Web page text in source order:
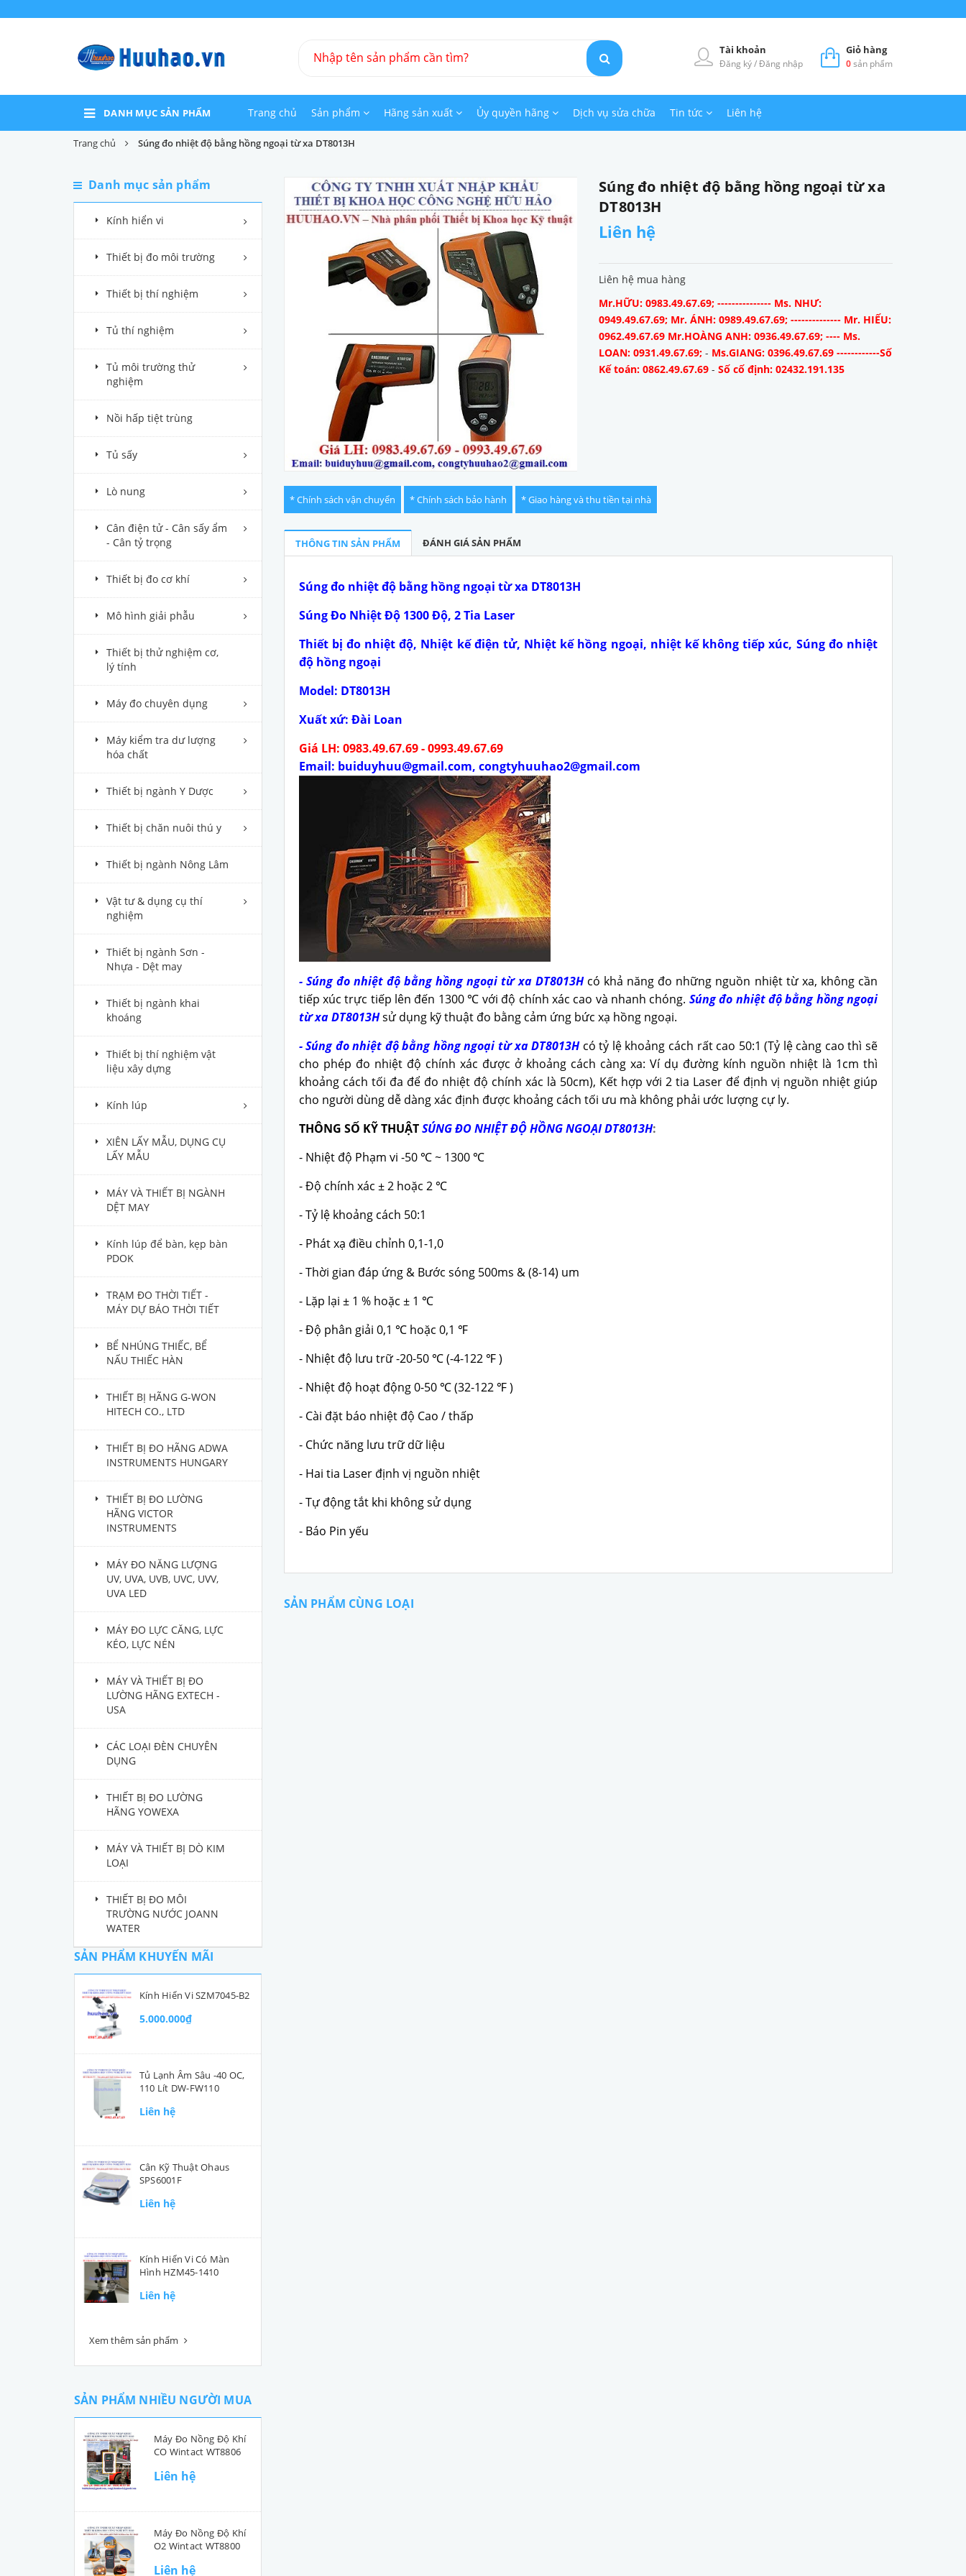
Giỏ hàng
0sản phẩm
Tài khoản
Đăng ký/Đăng nhập
DANH MỤC SẢN PHẨM Trang chủ Sản phẩm Hãng sản xuất Ủy quyền hãng Dịch vụ sửa chữa Tin tức Liên hệ
Trang chủ Súng đo nhiệt độ bằng hồng ngoại từ xa DT8013H
Danh mục sản phẩm
Kính hiển vi
Thiết bị đo môi trường
Thiết bị thí nghiệm
Tủ thí nghiệm
Tủ môi trường thử
nghiệm
Nồi hấp tiệt trùng
Tủ sấy
Lò nung
Cân điện tử - Cân sấy ẩm
- Cân tỷ trọng
Thiết bị đo cơ khí
Mô hình giải phẫu
Thiết bị thử nghiệm cơ,
lý tính
Máy đo chuyên dụng
Máy kiểm tra dư lượng
hóa chất
Thiết bị ngành Y Dược
Thiết bị chăn nuôi thú y
Thiết bị ngành Nông Lâm
Vật tư & dụng cụ thí
nghiệm
Thiết bị ngành Sơn -
Nhựa - Dệt may
Thiết bị ngành khai
khoáng
Thiết bị thí nghiệm vật
liệu xây dựng
Kính lúp
XIÊN LẤY MẪU, DỤNG CỤ
LẤY MẪU
MÁY VÀ THIẾT BỊ NGÀNH
DỆT MAY
Kính lúp để bàn, kẹp bàn
PDOK
TRẠM ĐO THỜI TIẾT -
MÁY DỰ BÁO THỜI TIẾT
BỂ NHÚNG THIẾC, BỂ
NẤU THIẾC HÀN
THIẾT BỊ HÃNG G-WON
HITECH CO., LTD
THIẾT BỊ ĐO HÃNG ADWA
INSTRUMENTS HUNGARY
THIẾT BỊ ĐO LƯỜNG
HÃNG VICTOR
INSTRUMENTS
MÁY ĐO NĂNG LƯỢNG
UV, UVA, UVB, UVC, UVV,
UVA LED
MÁY ĐO LỰC CĂNG, LỰC
KÉO, LỰC NÉN
MÁY VÀ THIẾT BỊ ĐO
LƯỜNG HÃNG EXTECH -
USA
CÁC LOẠI ĐÈN CHUYÊN
DỤNG
THIẾT BỊ ĐO LƯỜNG
HÃNG YOWEXA
MÁY VÀ THIẾT BỊ DÒ KIM
LOẠI
THIẾT BỊ ĐO MÔI
TRƯỜNG NƯỚC JOANN
WATER
SẢN PHẨM KHUYẾN MÃI
Kính Hiển Vi SZM7045-B2
5.000.000₫
Tủ Lạnh Âm Sâu -40 OC,
110 Lít DW-FW110
Liên hệ
Cân Kỹ Thuật Ohaus
SPS6001F
Liên hệ
Kính Hiển Vi Có Màn
Hình HZM45-1410
Liên hệ
Xem thêm sản phẩm
SẢN PHẨM NHIỀU NGƯỜI MUA
Máy Đo Nồng Độ Khí
CO Wintact WT8806
Liên hệ
Máy Đo Nồng Độ Khí
O2 Wintact WT8800
Liên hệ
Súng đo nhiệt độ bằng hồng ngoại từ xa
DT8013H
Liên hệ
Liên hệ mua hàng
Mr.HỮU: 0983.49.67.69; --------------- Ms. NHƯ:
0949.49.67.69; Mr. ÁNH: 0989.49.67.69; -------------- Mr. HIẾU:
0962.49.67.69 Mr.HOÀNG ANH: 0936.49.67.69; ---- Ms.
LOAN: 0931.49.67.69; - Ms.GIANG: 0396.49.67.69 ------------Số
Kế toán: 0862.49.67.69 -Số cố định: 02432.191.135
* Chính sách vận chuyển * Chính sách bảo hành * Giao hàng và thu tiền tại nhà
THÔNG TIN SẢN PHẨM ĐÁNH GIÁ SẢN PHẨM
Súng đo nhiệt độ bằng hồng ngoại từ xa DT8013H
Súng Đo Nhiệt Độ 1300 Độ, 2 Tia Laser
Thiết bị đo nhiệt độ, Nhiệt kế điện tử, Nhiệt kế hồng ngoại, nhiệt kế không tiếp xúc, Súng đo nhiệt
độ hồng ngoại
Model: DT8013H
Xuất xứ: Đài Loan
Giá LH: 0983.49.67.69 - 0993.49.67.69
Email: buiduyhuu@gmail.com, congtyhuuhao2@gmail.com
- Súng đo nhiệt độ bằng hồng ngoại từ xa DT8013H có khả năng đo những nguồn nhiệt từ xa, không cần
tiếp xúc trực tiếp lên đến 1300 ℃ với độ chính xác cao và nhanh chóng. Súng đo nhiệt độ bằng hồng ngoại
từ xa DT8013H sử dụng kỹ thuật đo bằng cảm ứng bức xạ hồng ngoại.
- Súng đo nhiệt độ bằng hồng ngoại từ xa DT8013H có tỷ lệ khoảng cách rất cao 50:1 (Tỷ lệ càng cao thì sẽ
cho phép đo nhiệt độ chính xác được ở khoảng cách càng xa: Ví dụ đường kính nguồn nhiệt là 1cm thì
khoảng cách tối đa để đo nhiệt độ chính xác là 50cm), Kết hợp với 2 tia Laser để định vị nguồn nhiệt giúp
cho người dùng dễ dàng xác định được khoảng cách tối ưu mà không phải ước lượng cự ly.
THÔNG SỐ KỸ THUẬTSÚNG ĐO NHIỆT ĐỘ HỒNG NGOẠI DT8013H:
- Nhiệt độ Phạm vi -50 ℃~ 1300 ℃
- Độ chính xác ± 2 hoặc 2 ℃
- Tỷ lệ khoảng cách 50:1
- Phát xạ điều chỉnh 0,1-1,0
- Thời gian đáp ứng & Bước sóng 500ms & (8-14) um
- Lặp lại ± 1 % hoặc ± 1 ℃
- Độ phân giải 0,1 ℃hoặc 0,1 ℉
- Nhiệt độ lưu trữ -20-50 ℃(-4-122 ℉)
- Nhiệt độ hoạt động 0-50 ℃(32-122 ℉)
- Cài đặt báo nhiệt độ Cao / thấp
- Chức năng lưu trữ dữ liệu
- Hai tia Laser định vị nguồn nhiệt
- Tự động tắt khi không sử dụng
- Báo Pin yếu
SẢN PHẨM CÙNG LOẠI